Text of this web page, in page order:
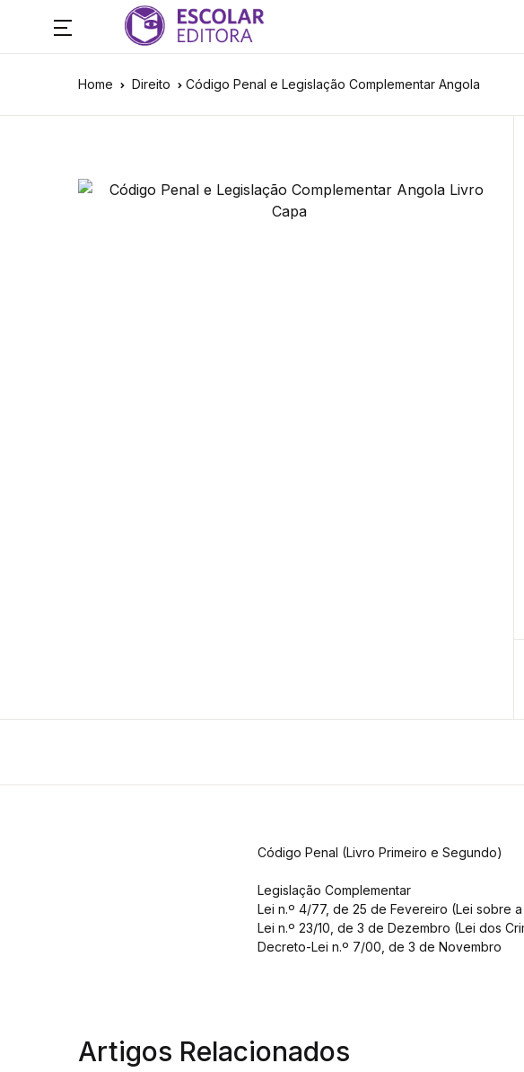
Home Direito Código Penal e Legislação Complementar Angola
Código Penal (Livro Primeiro e Segundo)
Legislação Complementar
Lei n.º 4/77, de 25 de Fevereiro (Lei sobre
Lei n.º 23/10, de 3 de Dezembro (Lei dos
Decreto-Lei n.º 7/00, de 3 de Novembro
Artigos Relacionados